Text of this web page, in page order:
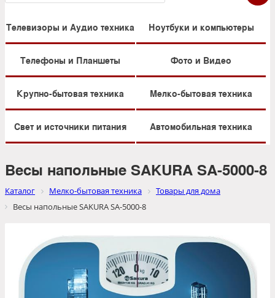
Телевизоры и Аудио техника Ноутбуки и компьютеры
Телефоны и Планшеты Фото и Видео
Крупно-бытовая техника Мелко-бытовая техника
Свет и источники питания Автомобильная техника
Весы напольные SAKURA SA-5000-8
Каталог Мелко-бытовая техника
Товары для дома
Весы напольные SAKURA SA-5000-8